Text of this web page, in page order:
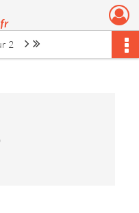
d'Alès
2 Page suivante : 1/2